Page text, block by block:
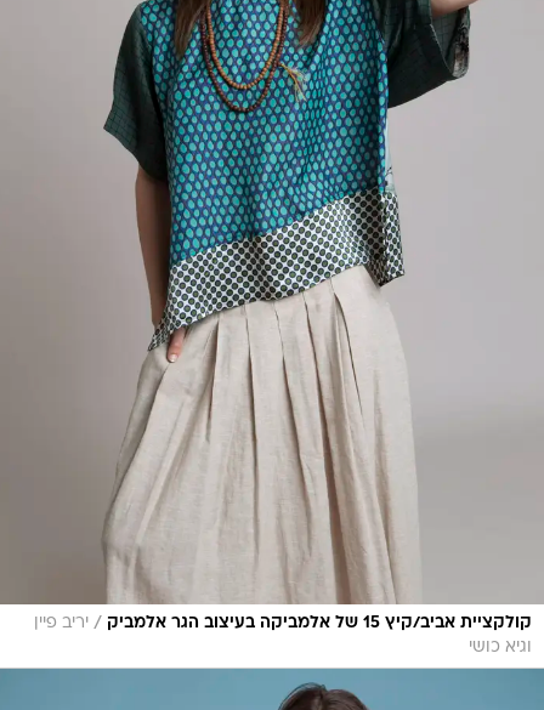
קולקציית אביב/קיץ 15 של אלמביקה בעיצוב הגר אלמביק / יריב פיין
וגיא כושי